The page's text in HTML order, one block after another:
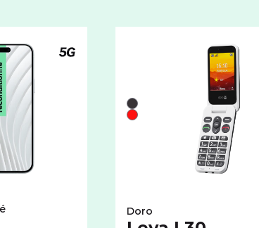
stockage :
pour le iPhone reconditionné iPhone 15
Téléphone compatible 5G
Liste de couleurs
Noir
Rouge
Doro